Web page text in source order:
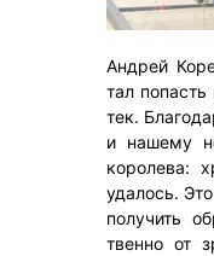
Ан­дрей
тал
тек.
и на­шему
ко­роле­ва:
уда­лось.
по­лучить
твен­но от